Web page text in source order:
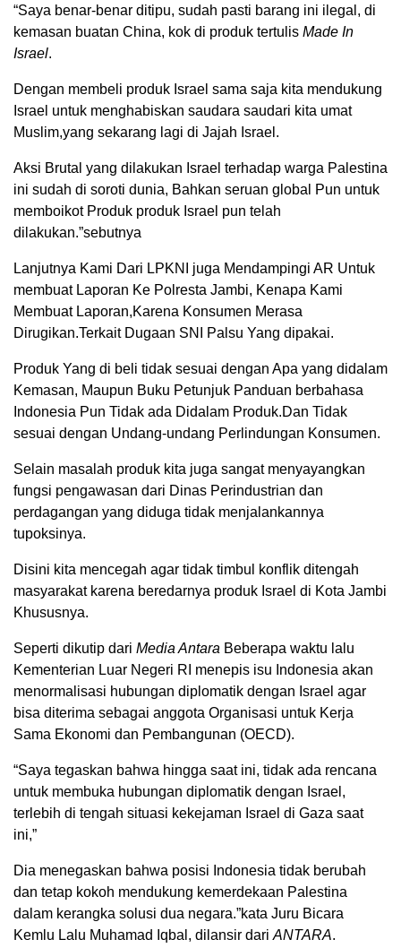
“Saya benar-benar ditipu, sudah pasti barang ini ilegal, di
kemasan buatan China, kok di produk tertulis Made In
Israel.
Dengan membeli produk Israel sama saja kita mendukung
Israel untuk menghabiskan saudara saudari kita umat
Muslim,yang sekarang lagi di Jajah Israel.
Aksi Brutal yang dilakukan Israel terhadap warga Palestina
ini sudah di soroti dunia, Bahkan seruan global Pun untuk
memboikot Produk produk Israel pun telah
dilakukan.”sebutnya
Lanjutnya Kami Dari LPKNI juga Mendampingi AR Untuk
membuat Laporan Ke Polresta Jambi, Kenapa Kami
Membuat Laporan,Karena Konsumen Merasa
Dirugikan.Terkait Dugaan SNI Palsu Yang dipakai.
Produk Yang di beli tidak sesuai dengan Apa yang didalam
Kemasan, Maupun Buku Petunjuk Panduan berbahasa
Indonesia Pun Tidak ada Didalam Produk.Dan Tidak
sesuai dengan Undang-undang Perlindungan Konsumen.
Selain masalah produk kita juga sangat menyayangkan
fungsi pengawasan dari Dinas Perindustrian dan
perdagangan yang diduga tidak menjalankannya
tupoksinya.
Disini kita mencegah agar tidak timbul konflik ditengah
masyarakat karena beredarnya produk Israel di Kota Jambi
Khususnya.
Seperti dikutip dari Media Antara Beberapa waktu lalu
Kementerian Luar Negeri RI menepis isu Indonesia akan
menormalisasi hubungan diplomatik dengan Israel agar
bisa diterima sebagai anggota Organisasi untuk Kerja
Sama Ekonomi dan Pembangunan (OECD).
“Saya tegaskan bahwa hingga saat ini, tidak ada rencana
untuk membuka hubungan diplomatik dengan Israel,
terlebih di tengah situasi kekejaman Israel di Gaza saat
ini,”
Dia menegaskan bahwa posisi Indonesia tidak berubah
dan tetap kokoh mendukung kemerdekaan Palestina
dalam kerangka solusi dua negara.”kata Juru Bicara
Kemlu Lalu Muhamad Iqbal, dilansir dari ANTARA.